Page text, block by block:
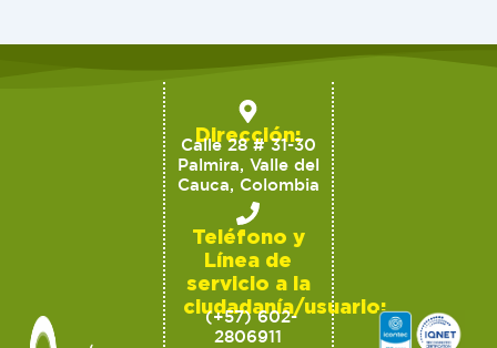
Dirección:
Calle 28 # 31-30
Palmira, Valle del
Cauca, Colombia
Teléfono y
Línea de
servicio a la
ciudadanía/usuario:
(+57) 602-
2806911